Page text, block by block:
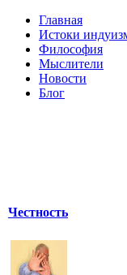
Главная
Истоки
Философия
Мыслители
Новости
Блог
Честность